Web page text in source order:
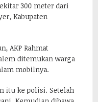
300 meter dari
Kabupaten
AKP Rahmat
ditemukan warga
mobilnya.
itu ke polisi. Setelah